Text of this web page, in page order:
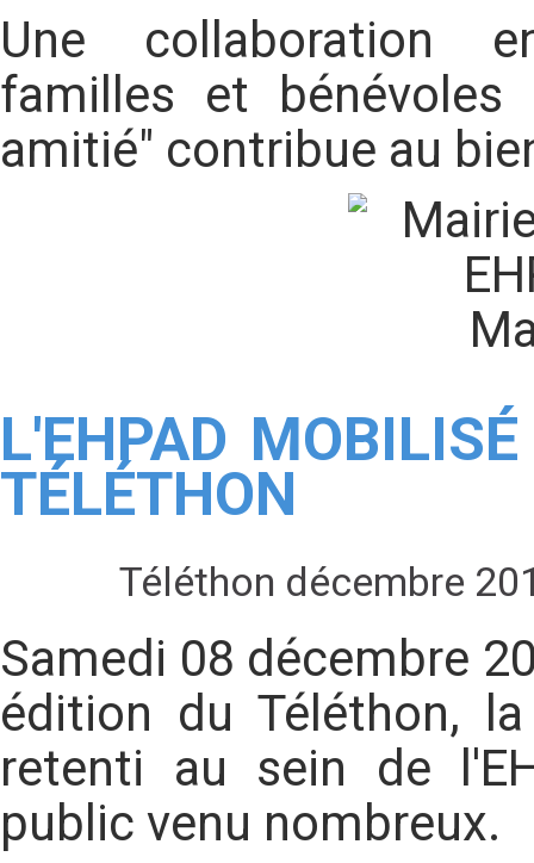
Une collaboration
familles et bénévoles
amitié" contribue au
L'EHPAD
TÉLÉTHON
Téléthon décembre
Samedi 08 décembre
édition du Téléthon,
retenti au sein de
public venu nombreux.